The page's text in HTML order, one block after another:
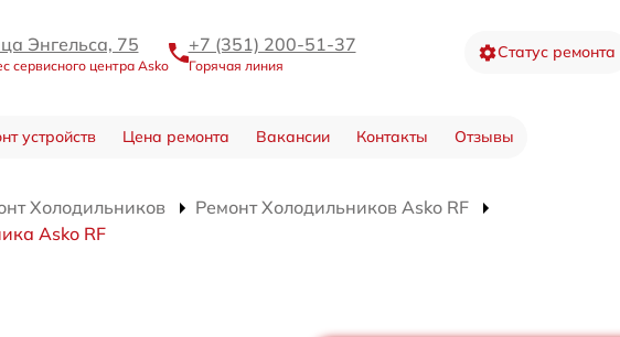
Энгельса, 75
сервисного центра Asko
+7 (351) 200-51-37
Горячая линия
Статус ремонта
устройств Цена ремонта Вакансии Контакты Отзывы
Холодильников
Ремонт Холодильников Asko RF
Asko RF